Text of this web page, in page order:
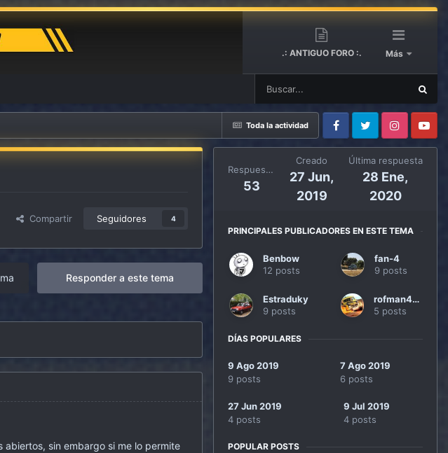
.: ANTIGUO FORO :. Más
Toda la actividad
FacebookTwitter InstagramYoutube
Compartir Seguidores 4
Responder a este tema
abiertos, sin embargo si me lo permite
Respuestas
53
Creado
27 Jun,
2019
Última respuesta
28 Ene,
2020
PRINCIPALES PUBLICADORES EN ESTE TEMA
Benbow
12 posts
fan-4
9 posts
Estraduky
9 posts
rofman4x4
5 posts
DÍAS POPULARES
9 Ago 2019
9 posts
7 Ago 2019
6 posts
27 Jun 2019
4 posts
9 Jul 2019
4 posts
POPULAR POSTS